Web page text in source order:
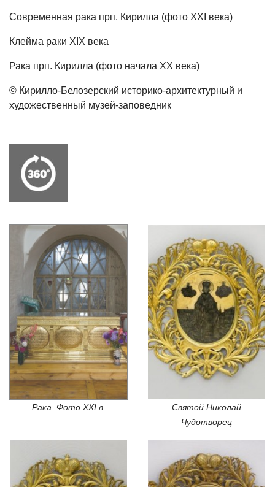
Современная рака прп. Кирилла (фото XXI века)
Клейма раки XIX века
Рака прп. Кирилла (фото начала XX века)
© Кирилло-Белозерский историко-архитектурный и
художественный музей-заповедник
Рака. Фото XXI в.
Святой Николай
Чудотворец